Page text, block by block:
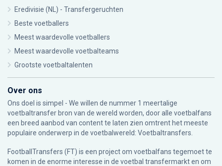
Eredivisie (NL) - Transfergeruchten
Beste voetballers
Meest waardevolle voetballers
Meest waardevolle voetbalteams
Grootste voetbaltalenten
Over ons
Ons doel is simpel - We willen de nummer 1 meertalige
voetbaltransfer bron van de wereld worden, door alle voetbalfans
een breed aanbod van content te laten zien omtrent het meeste
populaire onderwerp in de voetbalwereld: Voetbaltransfers.
FootballTransfers (FT) is een project om voetbalfans tegemoet te
komen in de enorme interesse in de voetbal transfermarkt en om